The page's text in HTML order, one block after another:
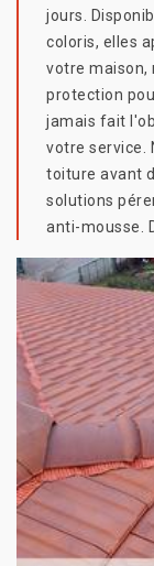
jours.
coloris, elles
votre
protection
jamais fait
votre service.
toiture avant
solutions
anti-mousse.